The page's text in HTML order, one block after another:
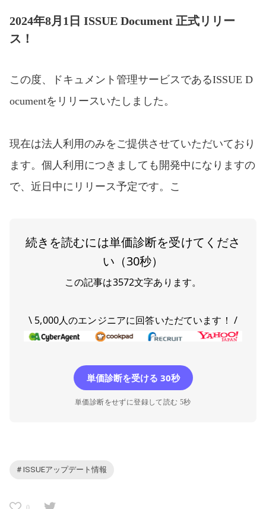
2024年8月1日 ISSUE Document 正式リリー
ス！
この度、ドキュメント管理サービスであるISSUE D
ocumentをリリースいたしました。
現在は法人利用のみをご提供させていただいており
ます。個人利用につきましても開発中になりますの
で、近日中にリリース予定です。こ
続きを読むには単価診断を受けてくださ
い（30秒）
この記事は3572文字あります。
\ 5,000人のエンジニアに回答いただています！ /
単価診断を受ける 30秒
単価診断をせずに登録して読む 5秒
# ISSUEアップデート情報